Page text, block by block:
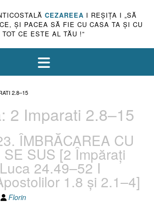
CEZAREEA I REŞIŢA I „SĂ
ŞI PACEA SĂ FIE CU CASA TA ŞI CU
TOT CE ESTE AL TĂU !”
2.8–15
2 Imparati 2.8–15
ÎMBRĂCAREA CU
SE SUS [2 Împărați
24.49–52 I
1.8 și 2.1–4]
Florin